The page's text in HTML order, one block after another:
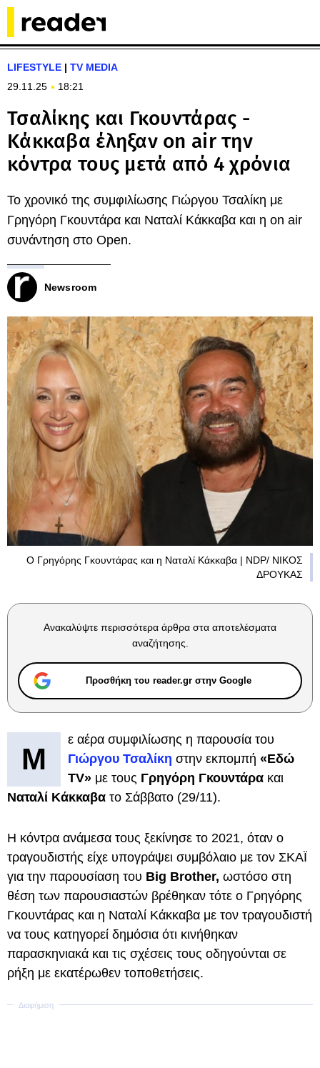
LIFESTYLE | TV MEDIA
29.11.25
18:21
Τσαλίκης και Γκουντάρας -
Κάκκαβα έληξαν on air την
κόντρα τους μετά από 4 χρόνια
Το χρονικό της συμφιλίωσης Γιώργου Τσαλίκη με
Γρηγόρη Γκουντάρα και Ναταλί Κάκκαβα και η on air
συνάντηση στο Open.
Newsroom
Ο Γρηγόρης Γκουντάρας και η Ναταλί Κάκκαβα | NDP/ ΝΙΚΟΣ
ΔΡΟΥΚΑΣ
Ανακαλύψτε περισσότερα άρθρα στα αποτελέσματα
αναζήτησης.
Προσθήκη του reader.gr στην Google
Μ
ε αέρα συμφιλίωσης η παρουσία του
Γιώργου Τσαλίκη στην εκπομπή «Εδώ
TV» με τους Γρηγόρη Γκουντάρα και
Ναταλί Κάκκαβα το Σάββατο (29/11).
Η κόντρα ανάμεσα τους ξεκίνησε το 2021, όταν ο
τραγουδιστής είχε υπογράψει συμβόλαιο με τον ΣΚΑΪ
για την παρουσίαση του Big Brother, ωστόσο στη
θέση των παρουσιαστών βρέθηκαν τότε ο Γρηγόρης
Γκουντάρας και η Ναταλί Κάκκαβα με τον τραγουδιστή
να τους κατηγορεί δημόσια ότι κινήθηκαν
παρασκηνιακά και τις σχέσεις τους οδηγούνται σε
ρήξη με εκατέρωθεν τοποθετήσεις.